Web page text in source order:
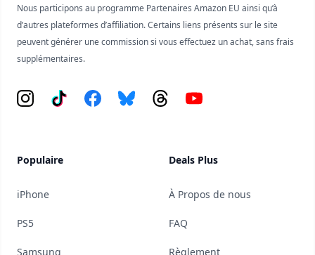
Nous participons au programme Partenaires Amazon EU ainsi qu’à
d’autres plateformes d’affiliation. Certains liens présents sur le site
peuvent générer une commission si vous effectuez un achat, sans frais
supplémentaires.
Instagram
Tiktok FacebookBlueskyThreadsYouTube
Populaire
iPhone
PS5
Samsung
Deals Plus
À Propos de nous
FAQ
Règlement